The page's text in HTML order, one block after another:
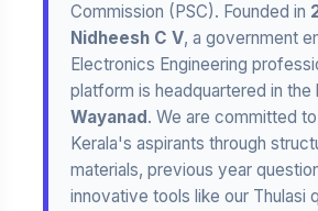
Commission (PSC). Founded in
Nidheesh C V, a government
Electronics Engineering
platform is headquartered in the
Wayanad . We are committed
Kerala's aspirants through
materials, previous year
innovative tools like our Thulasi